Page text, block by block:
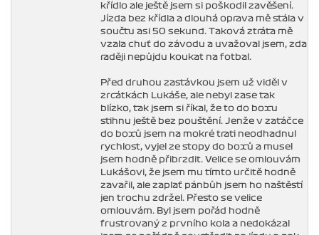
křídlo ale ještě jsem si poškodil zavěšení.
Jízda bez křídla a dlouhá oprava mě stála v
součtu asi 50 sekund. Taková ztráta mě
vzala chuť do závodu a uvažoval jsem, zda
raději nepůjdu koukat na fotbal.
Před druhou zastávkou jsem už viděl v
zrcátkách Lukáše, ale nebyl zase tak
blízko, tak jsem si říkal, že to do boxu
stihnu ještě bez pouštění. Jenže v zatáčce
do boxů jsem na mokré trati neodhadnul
rychlost, vyjel ze stopy do boxů a musel
jsem hodně přibrzdit. Velice se omlouvám
Lukášovi, že jsem mu tímto určitě hodně
zavařil, ale zaplať pánbůh jsem ho naštěstí
jen trochu zdržel. Přesto se velice
omlouvám. Byl jsem pořád hodně
frustrovaný z prvního kola a nedokázal